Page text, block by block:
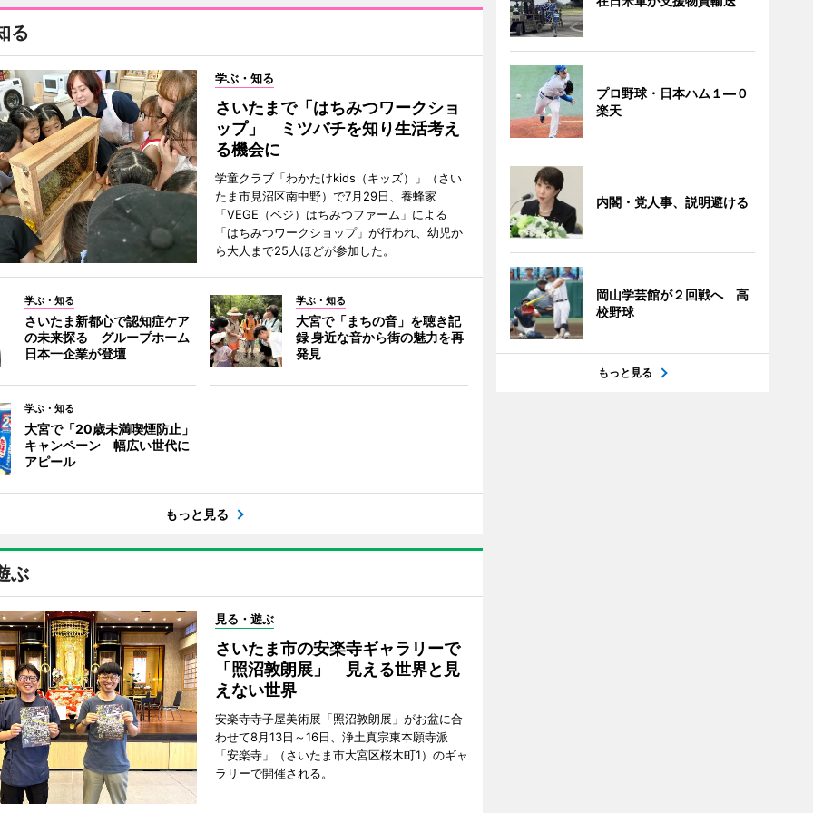
る
学ぶ・知る
さいたまで「はちみつワークショ
ップ」 ミツバチを知り生活考え
る機会に
学童クラブ「わかたけkids（キッズ）」（さい
たま市見沼区南中野）で7月29日、養蜂家
「VEGE（ベジ）はちみつファーム」による
「はちみつワークショップ」が行われ、幼児か
ら大人まで25人ほどが参加した。
学ぶ・知る
さいたま新都心で認知症ケア
の未来探る グループホーム
日本一企業が登壇
学ぶ・知る
大宮で「まちの音」を聴き記
録 身近な音から街の魅力を再
発見
学ぶ・知る
大宮で「20歳未満喫煙防止」
キャンペーン 幅広い世代に
アピール
もっと見る
ぶ
見る・遊ぶ
さいたま市の安楽寺ギャラリーで
「照沼敦朗展」 見える世界と見
えない世界
安楽寺寺子屋美術展「照沼敦朗展」がお盆に合
わせて8月13日～16日、浄土真宗東本願寺派
「安楽寺」（さいたま市大宮区桜木町1）のギャ
ラリーで開催される。
プロ野球・日本ハム１―０
楽天
内閣・党人事、説明避ける
岡山学芸館が２回戦へ 高
校野球
もっと見る